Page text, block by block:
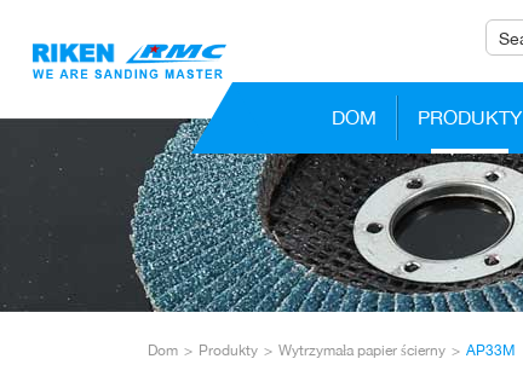
DOM PRODUKTY
Dom Produkty Wytrzymała papier ścierny AP33M